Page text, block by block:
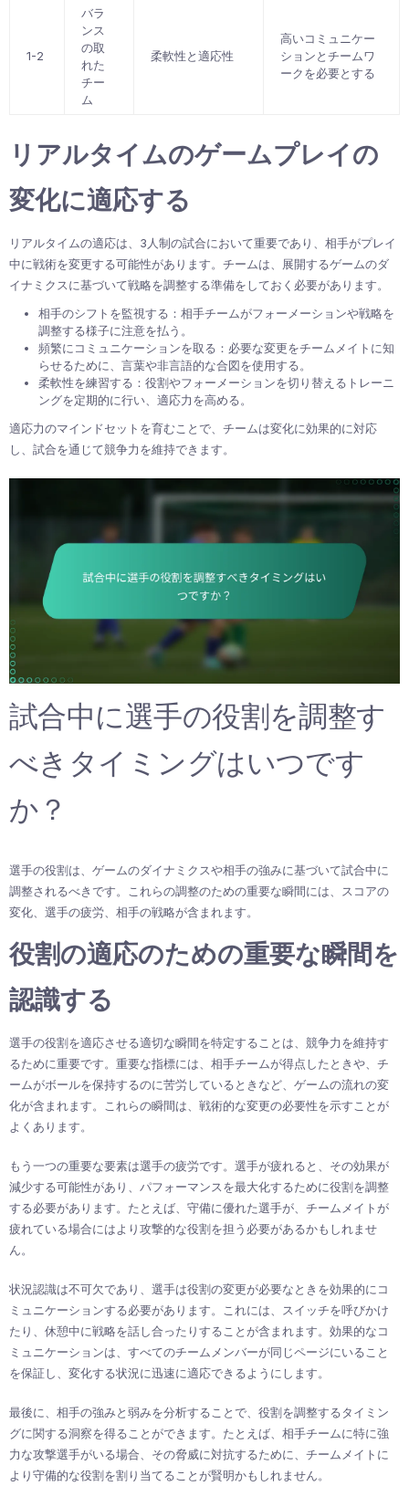
1-2
バラ
ンス
の取
れた
チー
ム
柔軟性と適応性
高いコミュニケー
ションとチームワ
ークを必要とする
リアルタイムのゲームプレイの
変化に適応する
リアルタイムの適応は、3人制の試合において重要であり、相手がプレイ
中に戦術を変更する可能性があります。チームは、展開するゲームのダ
イナミクスに基づいて戦略を調整する準備をしておく必要があります。
相手のシフトを監視する：相手チームがフォーメーションや戦略を
調整する様子に注意を払う。
頻繁にコミュニケーションを取る：必要な変更をチームメイトに知
らせるために、言葉や非言語的な合図を使用する。
柔軟性を練習する：役割やフォーメーションを切り替えるトレーニ
ングを定期的に行い、適応力を高める。
適応力のマインドセットを育むことで、チームは変化に効果的に対応
し、試合を通じて競争力を維持できます。
試合中に選手の役割を調整す
べきタイミングはいつです
か？
選手の役割は、ゲームのダイナミクスや相手の強みに基づいて試合中に
調整されるべきです。これらの調整のための重要な瞬間には、スコアの
変化、選手の疲労、相手の戦略が含まれます。
役割の適応のための重要な瞬間を
認識する
選手の役割を適応させる適切な瞬間を特定することは、競争力を維持す
るために重要です。重要な指標には、相手チームが得点したときや、チ
ームがボールを保持するのに苦労しているときなど、ゲームの流れの変
化が含まれます。これらの瞬間は、戦術的な変更の必要性を示すことが
よくあります。
もう一つの重要な要素は選手の疲労です。選手が疲れると、その効果が
減少する可能性があり、パフォーマンスを最大化するために役割を調整
する必要があります。たとえば、守備に優れた選手が、チームメイトが
疲れている場合にはより攻撃的な役割を担う必要があるかもしれませ
ん。
状況認識は不可欠であり、選手は役割の変更が必要なときを効果的にコ
ミュニケーションする必要があります。これには、スイッチを呼びかけ
たり、休憩中に戦略を話し合ったりすることが含まれます。効果的なコ
ミュニケーションは、すべてのチームメンバーが同じページにいること
を保証し、変化する状況に迅速に適応できるようにします。
最後に、相手の強みと弱みを分析することで、役割を調整するタイミン
グに関する洞察を得ることができます。たとえば、相手チームに特に強
力な攻撃選手がいる場合、その脅威に対抗するために、チームメイトに
より守備的な役割を割り当てることが賢明かもしれません。